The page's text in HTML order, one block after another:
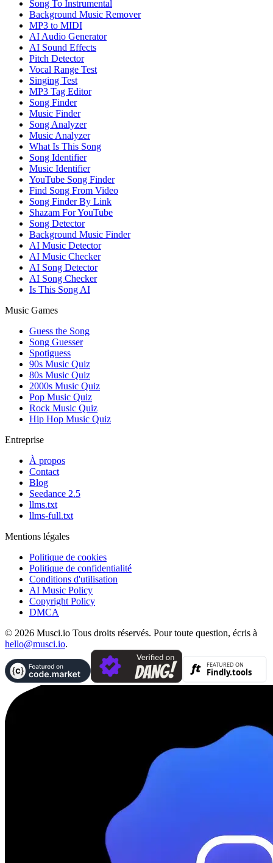
Song To Instrumental
Background Music Remover
MP3 to MIDI
AI Audio Generator
AI Sound Effects
Pitch Detector
Vocal Range Test
Singing Test
MP3 Tag Editor
Song Finder
Music Finder
Song Analyzer
Music Analyzer
What Is This Song
Song Identifier
Music Identifier
YouTube Song Finder
Find Song From Video
Song Finder By Link
Shazam For YouTube
Song Detector
Background Music Finder
AI Music Detector
AI Music Checker
AI Song Detector
AI Song Checker
Is This Song AI
Music Games
Guess the Song
Song Guesser
Spotiguess
90s Music Quiz
80s Music Quiz
2000s Music Quiz
Pop Music Quiz
Rock Music Quiz
Hip Hop Music Quiz
Entreprise
À propos
Contact
Blog
Seedance 2.5
llms.txt
llms-full.txt
Mentions légales
Politique de cookies
Politique de confidentialité
Conditions d'utilisation
AI Music Policy
Copyright Policy
DMCA
© 2026 Musci.io Tous droits réservés. Pour toute question, écris à
hello@musci.io.